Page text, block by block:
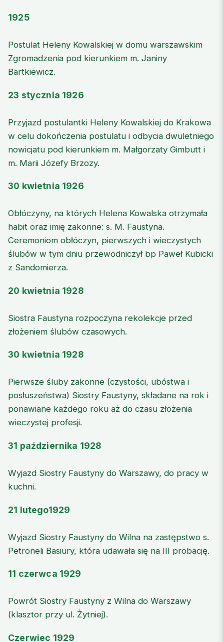
1925
Postulat Heleny Kowalskiej w domu warszawskim
Zgromadzenia pod kierunkiem m. Janiny
Bartkiewicz.
23 stycznia 1926
Przyjazd postulantki Heleny Kowalskiej do Krakowa
w celu dokończenia postulatu i odbycia dwuletniego
nowicjatu pod kierunkiem m. Małgorzaty Gimbutt i
m. Marii Józefy Brzozy.
30 kwietnia 1926
Obłóczyny, na których Helena Kowalska otrzymała
habit oraz imię zakonne: s. M. Faustyna.
Ceremoniom obłóczyn, pierwszych i wieczystych
ślubów w tym dniu przewodniczył bp Paweł Kubicki
z Sandomierza.
20 kwietnia 1928
Siostra Faustyna rozpoczyna rekolekcje przed
złożeniem ślubów czasowych.
30 kwietnia 1928
Pierwsze śluby zakonne (czystości, ubóstwa i
posłuszeństwa) Siostry Faustyny, składane na rok i
ponawiane każdego roku aż do czasu złożenia
wieczystej profesji.
31 października 1928
Wyjazd Siostry Faustyny do Warszawy, do pracy w
kuchni.
21 lutego1929
Wyjazd Siostry Faustyny do Wilna na zastępstwo s.
Petroneli Basiury, która udawała się na III probację.
11 czerwca 1929
Powrót Siostry Faustyny z Wilna do Warszawy
(klasztor przy ul. Żytniej).
Czerwiec 1929